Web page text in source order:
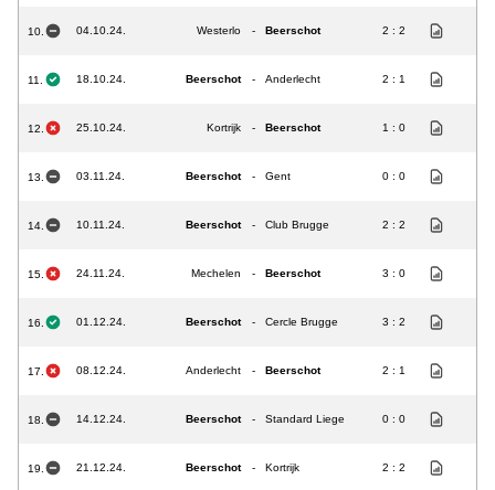
10. 04.10.24. Westerlo - Beerschot 2 : 2
11. 18.10.24. Beerschot - Anderlecht 2 : 1
12. 25.10.24. Kortrijk - Beerschot 1 : 0
13. 03.11.24. Beerschot - Gent 0 : 0
14. 10.11.24. Beerschot - Club Brugge 2 : 2
15. 24.11.24. Mechelen - Beerschot 3 : 0
16. 01.12.24. Beerschot - Cercle Brugge 3 : 2
17. 08.12.24. Anderlecht - Beerschot 2 : 1
18. 14.12.24. Beerschot - Standard Liege 0 : 0
19. 21.12.24. Beerschot - Kortrijk 2 : 2